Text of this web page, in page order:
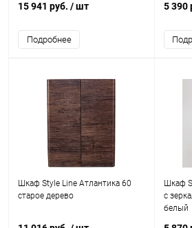
15 941 руб. / шт
Подробнее
5 390
Шкаф Style Line Атлантика 60
старое дерево
Шкаф
с
белый